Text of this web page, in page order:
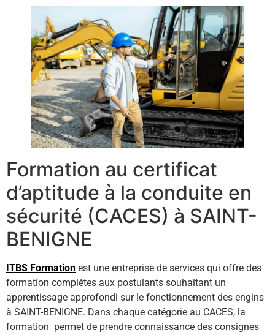
Formation au certificat
d’aptitude à la conduite en
sécurité (CACES) à SAINT-
BENIGNE
ITBS Formation est une entreprise de services qui offre des
formation complètes aux postulants souhaitant un
apprentissage approfondi sur le fonctionnement des engins
à SAINT-BENIGNE. Dans chaque catégorie au CACES, la
formation permet de prendre connaissance des consignes